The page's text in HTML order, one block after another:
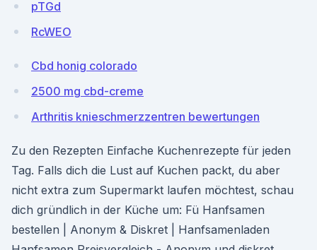
pTGd
RcWEO
Cbd honig colorado
2500 mg cbd-creme
Arthritis knieschmerzzentren bewertungen
Zu den Rezepten Einfache Kuchenrezepte für jeden
Tag. Falls dich die Lust auf Kuchen packt, du aber
nicht extra zum Supermarkt laufen möchtest, schau
dich gründlich in der Küche um: Fü Hanfsamen
bestellen | Anonym & Diskret | Hanfsamenladen